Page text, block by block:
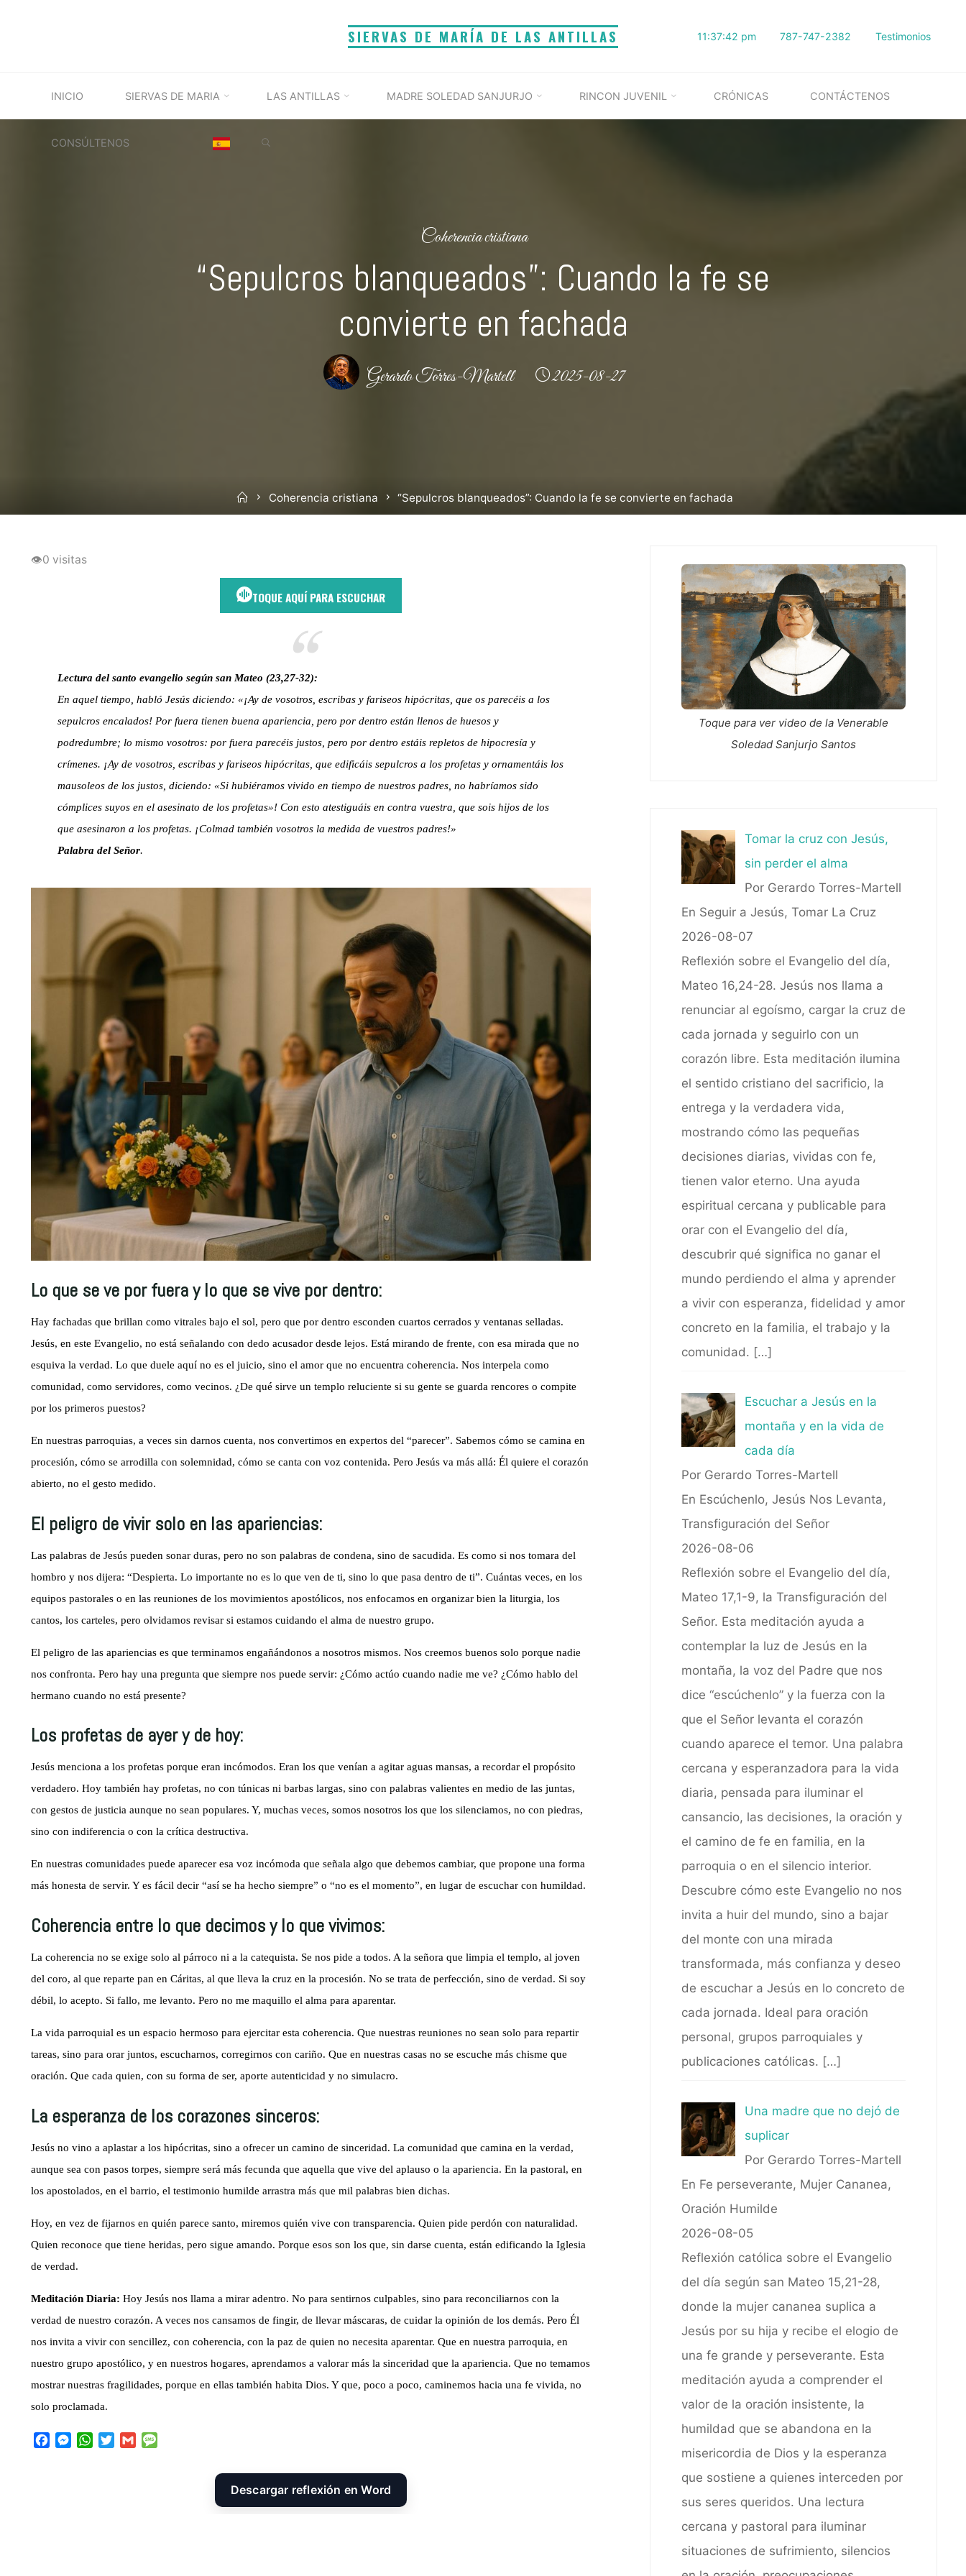
SIERVAS DE MARÍA DE LAS ANTILLAS 11:37:43 pm 787-747-2382 Testimonios
INICIO SIERVAS DE MARIA LAS ANTILLAS MADRE SOLEDAD SANJURJO RINCON JUVENIL CRÓNICAS CONTÁCTENOS
CONSÚLTENOS
Coherencia cristiana
“Sepulcros blanqueados”: Cuando la fe se
convierte en fachada
Gerardo Torres-Martell 2025-08-27
InicioCoherencia cristiana “Sepulcros blanqueados”: Cuando la fe se convierte en fachada
👁0 visitas
TOQUE AQUÍ PARA ESCUCHAR
Lectura del santo evangelio según san Mateo (23,27-32):
En aquel tiempo, habló Jesús diciendo: «¡Ay de vosotros, escribas y fariseos hipócritas, que os parecéis a los
sepulcros encalados! Por fuera tienen buena apariencia, pero por dentro están llenos de huesos y
podredumbre; lo mismo vosotros: por fuera parecéis justos, pero por dentro estáis repletos de hipocresía y
crímenes. ¡Ay de vosotros, escribas y fariseos hipócritas, que edificáis sepulcros a los profetas y ornamentáis los
mausoleos de los justos, diciendo: «Si hubiéramos vivido en tiempo de nuestros padres, no habríamos sido
cómplices suyos en el asesinato de los profetas»! Con esto atestiguáis en contra vuestra, que sois hijos de los
que asesinaron a los profetas. ¡Colmad también vosotros la medida de vuestros padres!»
Palabra del Señor.
Lo que se ve por fuera y lo que se vive por dentro:
Hay fachadas que brillan como vitrales bajo el sol, pero que por dentro esconden cuartos cerrados y ventanas selladas.
Jesús, en este Evangelio, no está señalando con dedo acusador desde lejos. Está mirando de frente, con esa mirada que no
esquiva la verdad. Lo que duele aquí no es el juicio, sino el amor que no encuentra coherencia. Nos interpela como
comunidad, como servidores, como vecinos. ¿De qué sirve un templo reluciente si su gente se guarda rencores o compite
por los primeros puestos?
En nuestras parroquias, a veces sin darnos cuenta, nos convertimos en expertos del “parecer”. Sabemos cómo se camina en
procesión, cómo se arrodilla con solemnidad, cómo se canta con voz contenida. Pero Jesús va más allá: Él quiere el corazón
abierto, no el gesto medido.
El peligro de vivir solo en las apariencias:
Las palabras de Jesús pueden sonar duras, pero no son palabras de condena, sino de sacudida. Es como si nos tomara del
hombro y nos dijera: “Despierta. Lo importante no es lo que ven de ti, sino lo que pasa dentro de ti”. Cuántas veces, en los
equipos pastorales o en las reuniones de los movimientos apostólicos, nos enfocamos en organizar bien la liturgia, los
cantos, los carteles, pero olvidamos revisar si estamos cuidando el alma de nuestro grupo.
El peligro de las apariencias es que terminamos engañándonos a nosotros mismos. Nos creemos buenos solo porque nadie
nos confronta. Pero hay una pregunta que siempre nos puede servir: ¿Cómo actúo cuando nadie me ve? ¿Cómo hablo del
hermano cuando no está presente?
Los profetas de ayer y de hoy:
Jesús menciona a los profetas porque eran incómodos. Eran los que venían a agitar aguas mansas, a recordar el propósito
verdadero. Hoy también hay profetas, no con túnicas ni barbas largas, sino con palabras valientes en medio de las juntas,
con gestos de justicia aunque no sean populares. Y, muchas veces, somos nosotros los que los silenciamos, no con piedras,
sino con indiferencia o con la crítica destructiva.
En nuestras comunidades puede aparecer esa voz incómoda que señala algo que debemos cambiar, que propone una forma
más honesta de servir. Y es fácil decir “así se ha hecho siempre” o “no es el momento”, en lugar de escuchar con humildad.
Coherencia entre lo que decimos y lo que vivimos:
La coherencia no se exige solo al párroco ni a la catequista. Se nos pide a todos. A la señora que limpia el templo, al joven
del coro, al que reparte pan en Cáritas, al que lleva la cruz en la procesión. No se trata de perfección, sino de verdad. Si soy
débil, lo acepto. Si fallo, me levanto. Pero no me maquillo el alma para aparentar.
La vida parroquial es un espacio hermoso para ejercitar esta coherencia. Que nuestras reuniones no sean solo para repartir
tareas, sino para orar juntos, escucharnos, corregirnos con cariño. Que en nuestras casas no se escuche más chisme que
oración. Que cada quien, con su forma de ser, aporte autenticidad y no simulacro.
La esperanza de los corazones sinceros:
Jesús no vino a aplastar a los hipócritas, sino a ofrecer un camino de sinceridad. La comunidad que camina en la verdad,
aunque sea con pasos torpes, siempre será más fecunda que aquella que vive del aplauso o la apariencia. En la pastoral, en
los apostolados, en el barrio, el testimonio humilde arrastra más que mil palabras bien dichas.
Hoy, en vez de fijarnos en quién parece santo, miremos quién vive con transparencia. Quien pide perdón con naturalidad.
Quien reconoce que tiene heridas, pero sigue amando. Porque esos son los que, sin darse cuenta, están edificando la Iglesia
de verdad.
Meditación Diaria: Hoy Jesús nos llama a mirar adentro. No para sentirnos culpables, sino para reconciliarnos con la
verdad de nuestro corazón. A veces nos cansamos de fingir, de llevar máscaras, de cuidar la opinión de los demás. Pero Él
nos invita a vivir con sencillez, con coherencia, con la paz de quien no necesita aparentar. Que en nuestra parroquia, en
nuestro grupo apostólico, y en nuestros hogares, aprendamos a valorar más la sinceridad que la apariencia. Que no temamos
mostrar nuestras fragilidades, porque en ellas también habita Dios. Y que, poco a poco, caminemos hacia una fe vivida, no
solo proclamada.
M
W
G
Descargar reflexión en Word
Toque para ver video de la Venerable
Soledad Sanjurjo Santos
Tomar la cruz con Jesús,
sin perder el alma
Por Gerardo Torres-Martell
En Seguir a Jesús, Tomar La Cruz
2026-08-07
Reflexión sobre el Evangelio del día,
Mateo 16,24-28. Jesús nos llama a
renunciar al egoísmo, cargar la cruz de
cada jornada y seguirlo con un
corazón libre. Esta meditación ilumina
el sentido cristiano del sacrificio, la
entrega y la verdadera vida,
mostrando cómo las pequeñas
decisiones diarias, vividas con fe,
tienen valor eterno. Una ayuda
espiritual cercana y publicable para
orar con el Evangelio del día,
descubrir qué significa no ganar el
mundo perdiendo el alma y aprender
a vivir con esperanza, fidelidad y amor
concreto en la familia, el trabajo y la
comunidad. […]
Escuchar a Jesús en la
montaña y en la vida de
cada día
Por Gerardo Torres-Martell
En Escúchenlo, Jesús Nos Levanta,
Transfiguración del Señor
2026-08-06
Reflexión sobre el Evangelio del día,
Mateo 17,1-9, la Transfiguración del
Señor. Esta meditación ayuda a
contemplar la luz de Jesús en la
montaña, la voz del Padre que nos
dice “escúchenlo” y la fuerza con la
que el Señor levanta el corazón
cuando aparece el temor. Una palabra
cercana y esperanzadora para la vida
diaria, pensada para iluminar el
cansancio, las decisiones, la oración y
el camino de fe en familia, en la
parroquia o en el silencio interior.
Descubre cómo este Evangelio no nos
invita a huir del mundo, sino a bajar
del monte con una mirada
transformada, más confianza y deseo
de escuchar a Jesús en lo concreto de
cada jornada. Ideal para oración
personal, grupos parroquiales y
publicaciones católicas. […]
Una madre que no dejó de
suplicar
Por Gerardo Torres-Martell
En Fe perseverante, Mujer Cananea,
Oración Humilde
2026-08-05
Reflexión católica sobre el Evangelio
del día según san Mateo 15,21-28,
donde la mujer cananea suplica a
Jesús por su hija y recibe el elogio de
una fe grande y perseverante. Esta
meditación ayuda a comprender el
valor de la oración insistente, la
humildad que se abandona en la
misericordia de Dios y la esperanza
que sostiene a quienes interceden por
sus seres queridos. Una lectura
cercana y pastoral para iluminar
situaciones de sufrimiento, silencios